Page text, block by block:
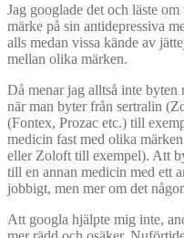
Jag googlade det och läste
märke på sin antidepressiva
alls medan vissa kände av
mellan olika märken.
Då menar jag alltså inte
när man byter från sertralin
(Fontex, Prozac etc.) till
medicin fast med olika
eller Zoloft till exempel). Att
till en annan medicin med ett
jobbigt, men mer om det
Att googla hjälpte mig inte,